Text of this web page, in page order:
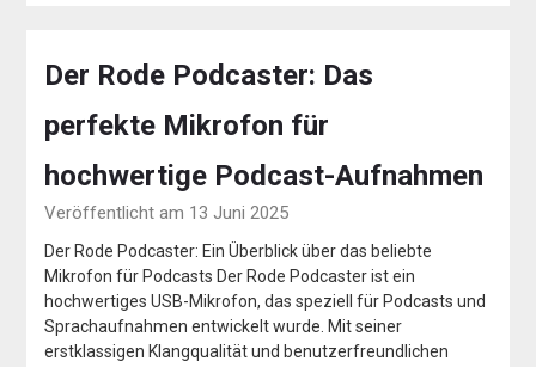
Der Rode Podcaster: Das
perfekte Mikrofon für
hochwertige Podcast-Aufnahmen
Veröffentlicht am 13 Juni 2025
Der Rode Podcaster: Ein Überblick über das beliebte
Mikrofon für Podcasts Der Rode Podcaster ist ein
hochwertiges USB-Mikrofon, das speziell für Podcasts und
Sprachaufnahmen entwickelt wurde. Mit seiner
erstklassigen Klangqualität und benutzerfreundlichen